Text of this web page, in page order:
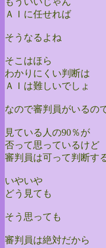
ＡＩに任せれば
そうなるよね
そこはほら
わかりにくい判断は
ＡＩは難しいでしょ
なので審判員がいるの
見ている人の90％が
否って思っているけど
審判員は可って判断す
いやいや
どう見ても
そう思っても
審判員は絶対だから